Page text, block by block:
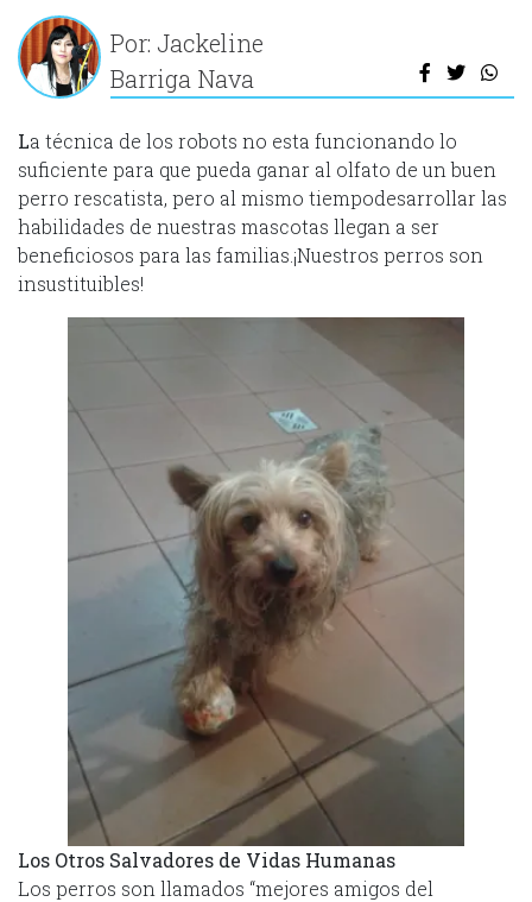
Por: Jackeline
Barriga Nava
La técnica de los robots no esta funcionando lo
suficiente para que pueda ganar al olfato de un buen
perro rescatista, pero al mismo tiempodesarrollar las
habilidades de nuestras mascotas llegan a ser
beneficiosos para las familias.¡Nuestros perros son
insustituibles!
Los Otros Salvadores de Vidas Humanas
Los perros son llamados “mejores amigos del